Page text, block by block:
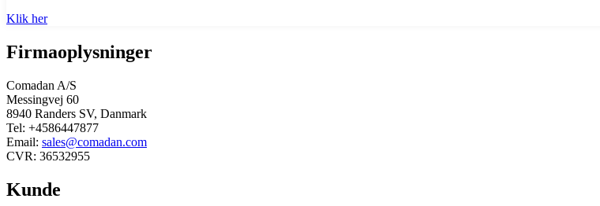
Klik her
Firmaoplysninger
Comadan A/S
Messingvej 60
8940 Randers SV, Danmark
Tel: +4586447877
Email: sales@comadan.com
CVR: 36532955
Kunde